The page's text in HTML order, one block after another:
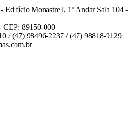
Edifício Monastrell, 1º Andar Sala 104 -
CEP: 89150-000
/ (47) 98496-2237 / (47) 98818-9129